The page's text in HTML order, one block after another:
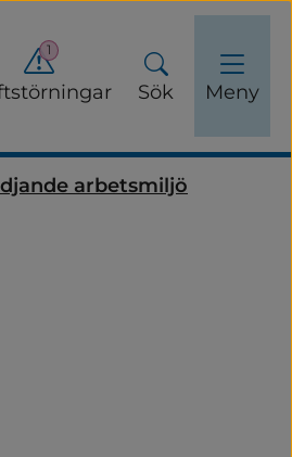
1
Sök Meny
arbetsmiljö